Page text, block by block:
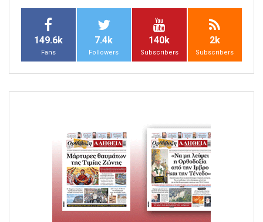
149.6k
Fans
7.4k
Followers
140k
Subscribers
2k
Subscribers